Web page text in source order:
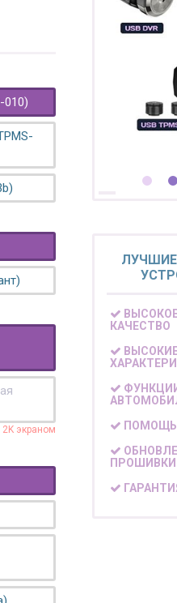
010)
2K экраном
КАЧЕСТВО
ПОМОЩЬ
ПРОШИВКИ